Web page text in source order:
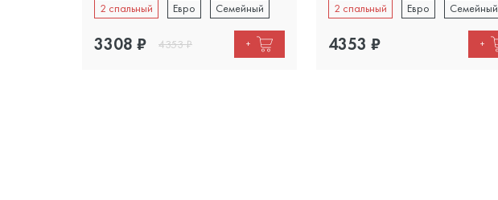
2 спальный Евро Семейный
3308 ₽ 4353₽ +
2 спальный Евро Семейный
4353 ₽ +